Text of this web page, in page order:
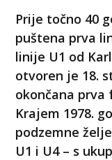
Prije točno 40
puštena prva
linije U1 od
otvoren je 18.
okončana prva
Krajem 1978.
podzemne
U1 i U4 – s